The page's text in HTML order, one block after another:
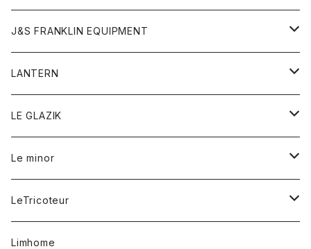
フリース
マフラー
リング
靴
バンダナ
カーディガン
ジャケット
ボトム
オーバーオール
ショートパンツ
レディース
アウター
カーディガン
ストール
カットソー
シャツ
ボトム
オーバーオール
ショートパンツ
レディース
オーバーオール
シャツ
ワンピース
ワンピース
トレーナー
トップス
Gジャケット
スウェット
帽子
帽子
ボトム
J&S FRANKLIN EQUIPMENT
アウター
LANTERN
アウター
Tシャツ
LE GLAZIK
レディース
コート
シャツ
Le minor
ボトム
スカート
レディース
LeTricoteur
カーディガン
Limhome